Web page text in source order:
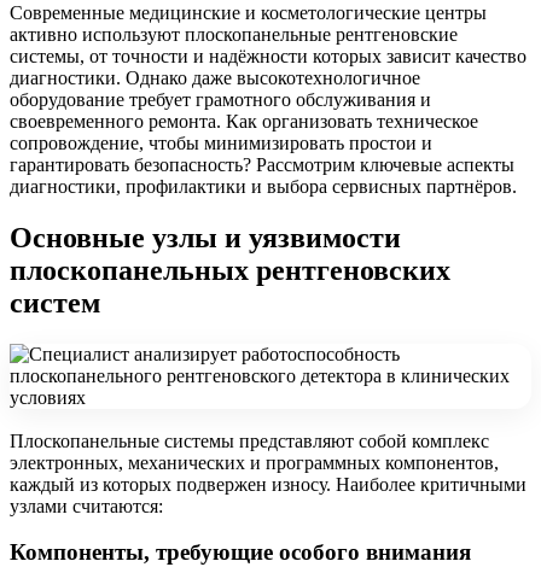
Современные медицинские и косметологические центры
активно используют плоскопанельные рентгеновские
системы, от точности и надёжности которых зависит качество
диагностики. Однако даже высокотехнологичное
оборудование требует грамотного обслуживания и
своевременного ремонта. Как организовать техническое
сопровождение, чтобы минимизировать простои и
гарантировать безопасность? Рассмотрим ключевые аспекты
диагностики, профилактики и выбора сервисных партнёров.
Основные узлы и уязвимости
плоскопанельных рентгеновских
систем
Плоскопанельные системы представляют собой комплекс
электронных, механических и программных компонентов,
каждый из которых подвержен износу. Наиболее критичными
узлами считаются:
Компоненты, требующие особого внимания